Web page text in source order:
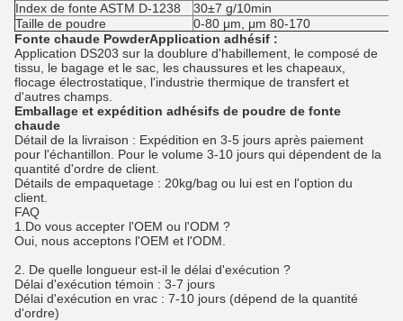
Index de fonte ASTM D-1238
30±7 g/10min
Taille de poudre
0-80 μm, μm 80-170
Fonte chaude PowderApplication adhésif :
Application DS203 sur la doublure d'habillement, le composé de
tissu, le bagage et le sac, les chaussures et les chapeaux,
flocage électrostatique, l'industrie thermique de transfert et
d'autres champs.
Emballage et expédition adhésifs de poudre de fonte
chaude
Détail de la livraison : Expédition en 3-5 jours après paiement
pour l'échantillon. Pour le volume 3-10 jours qui dépendent de la
quantité d'ordre de client.
Détails de empaquetage : 20kg/bag ou lui est en l'option du
client.
FAQ
1.Do vous accepter l'OEM ou l'ODM ?
Oui, nous acceptons l'OEM et l'ODM.
2. De quelle longueur est-il le délai d'exécution ?
Délai d'exécution témoin : 3-7 jours
Délai d'exécution en vrac : 7-10 jours (dépend de la quantité
d'ordre)